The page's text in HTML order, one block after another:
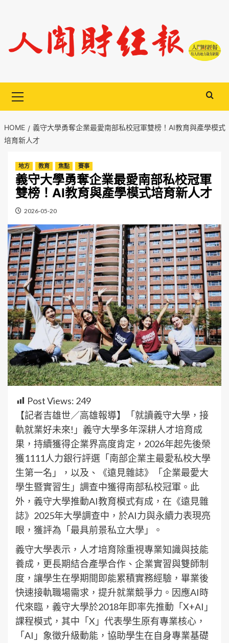
content
Menu
HOME
義守大學勇奪企業最愛南部私校冠軍雙榜！AI教育與產學模式
培育新人才
地方 教育 焦點 賽事
義守大學勇奪企業最愛南部私校冠軍
雙榜！AI教育與產學模式培育新人才
2026-05-20
Post Views: 249
【記者吉雄世／高雄報導】「就讀義守大學，接
軌就業好未來!」義守大學多年深耕人才培育成
果，持續獲得企業界高度肯定，2026年起先後榮
獲1111人力銀行評選「南部企業主最愛私校大學
生第一名」，以及、《遠見雜誌》「企業最愛大
學生暨實習生」調查中獲得南部私校冠軍。此
外，義守大學推動AI教育模式有成，在《遠見雜
誌》2025年大學調查中，於AI力與永續力表現亮
眼，獲評為「最具前景私立大學」。
義守大學表示，人才培育除重視專業知識與技能
養成，更長期結合產學合作、企業實習與雙師制
度，讓學生在學期間即能累積實務經驗，畢業後
快速接軌職場需求，提升就業競爭力。因應AI時
代來臨，義守大學於2018年即率先推動「X+AI」
課程模式，其中「X」代表學生原有專業核心，
「AI」象徵升級動能，協助學生在自身專業基礎